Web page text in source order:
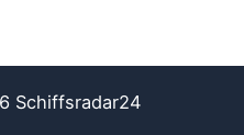
Schiffsradar24